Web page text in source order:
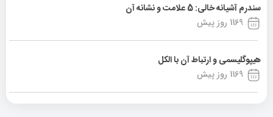
سندرم آشیانه خالی: 5 علامت و نشانه آن
1169 روز پیش
هیپوگلیسمی و ارتباط آن با الکل
1169 روز پیش